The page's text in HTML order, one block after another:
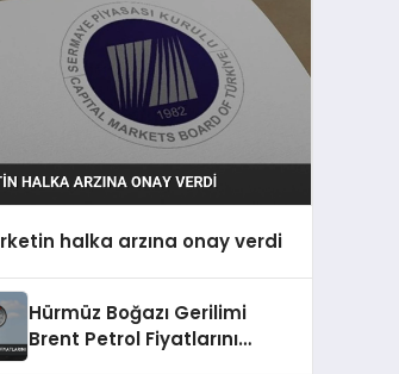
halka arzına onay verdi
Hürmüz Boğazı Gerilimi
Brent Petrol Fiyatlarını